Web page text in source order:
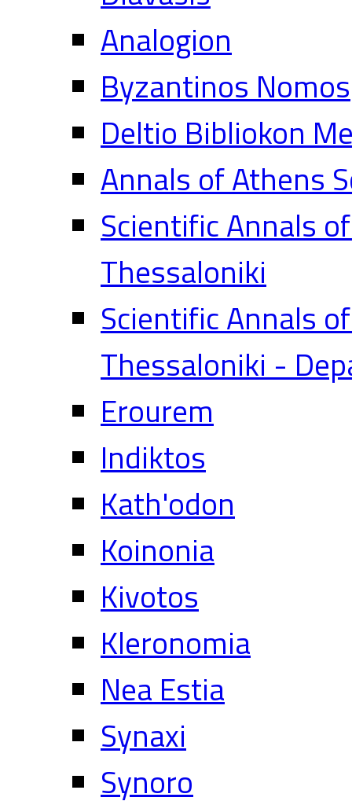
Analogion
Byzantinos Nomos
Deltio Bibliokon
Annals of Athens
Scientific Annals
Thessaloniki
Scientific Annals
Thessaloniki -
Erourem
Indiktos
Kath'odon
Koinonia
Kivotos
Kleronomia
Nea Estia
Synaxi
Synoro